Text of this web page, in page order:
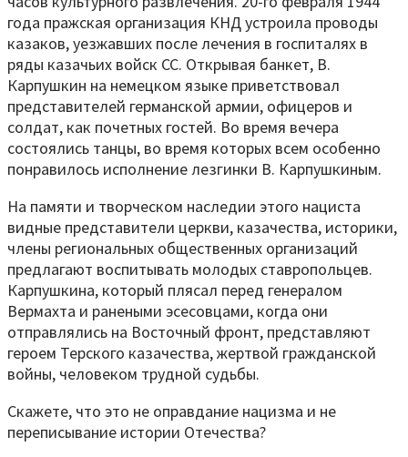
года пражская организация КНД устроила проводы
казаков, уезжавших после лечения в госпиталях в
ряды казачьих войск СС. Открывая банкет, В.
Карпушкин на немецком языке приветствовал
представителей германской армии, офицеров и
солдат, как почетных гостей. Во время вечера
состоялись танцы, во время которых всем особенно
понравилось исполнение лезгинки В. Карпушкиным.
На памяти и творческом наследии этого нациста
видные представители церкви, казачества, историки,
члены региональных общественных организаций
предлагают воспитывать молодых ставропольцев.
Карпушкина, который плясал перед генералом
Вермахта и ранеными эсесовцами, когда они
отправлялись на Восточный фронт, представляют
героем Терского казачества, жертвой гражданской
войны, человеком трудной судьбы.
Скажете, что это не оправдание нацизма и не
переписывание истории Отечества?